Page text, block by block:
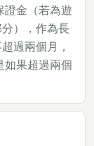
證金（若為遊
），作為長
過兩個月，
如果超過兩個